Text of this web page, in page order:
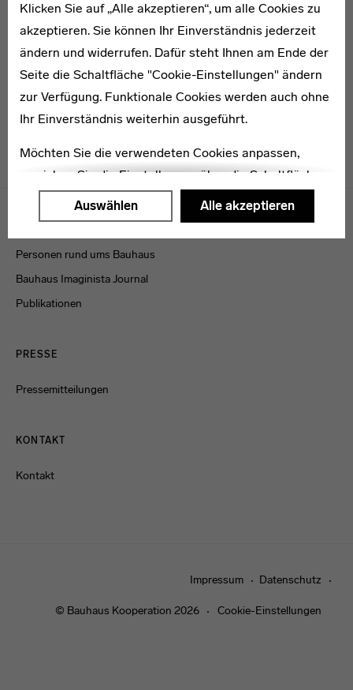
Klicken Sie auf „Alle akzeptieren“, um alle Cookies zu
akzeptieren. Sie können Ihr Einverständnis jederzeit
ändern und widerrufen. Dafür steht Ihnen am Ende der
Seite die Schaltfläche "Cookie-Einstellungen" ändern
zur Verfügung. Funktionale Cookies werden auch ohne
Ihr Einverständnis weiterhin ausgeführt.
Möchten Sie die verwendeten Cookies anpassen,
erreichen Sie die Einstellungen über die Schaltfläche
"Auswählen".
Datenschutzerklärungoder dem
Auswählen Alle akzeptieren
Walther Heller
Menulinks
VERÖFFENTLICHUNGEN
Personen rund ums Bauhaus
Bauhaus Imaginista Journal
Publikationen
PRESSE
Pressemitteilungen
KONTAKT
Kontakt
Impressum Datenschutz
© Bauhaus Kooperation 2026 Cookie-Einstellungen